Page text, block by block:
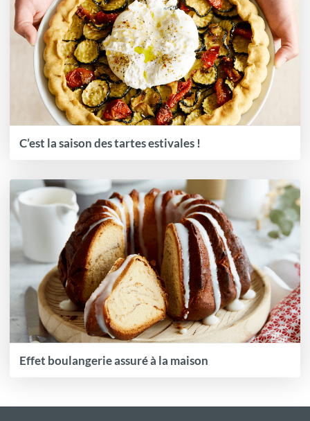
C’est la saison des tartes estivales !
Effet boulangerie assuré à la maison